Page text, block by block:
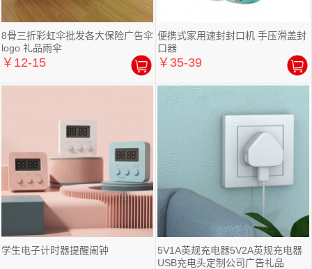
8骨三折彩虹伞批发各大保险广告伞
logo 礼品雨伞
￥12-15
便携式家用速封封口机 手压滑盖封
口器
￥35-39
学生电子计时器提醒闹钟
5V1A英规充电器5V2A英规充电器
USB充电头定制公司广告礼品